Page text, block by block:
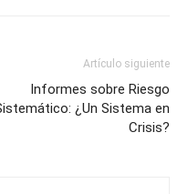
Artículo siguiente
Informes sobre Riesgo
¿Un Sistema en
Crisis?